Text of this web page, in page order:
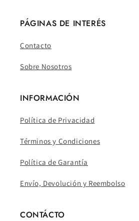
PÁGINAS DE INTERÉS
Contacto
Sobre Nosotros
INFORMACIÓN
Política de Privacidad
Términos y Condiciones
Política de Garantía
Envío, Devolución y Reembolso
CONTÁCTO